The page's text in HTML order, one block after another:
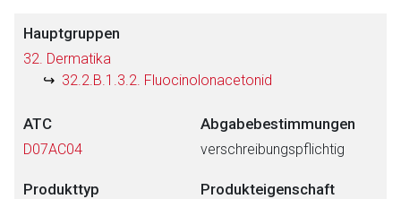
Hauptgruppen
32. Dermatika
32.2.B.1.3.2. Fluocinolonacetonid
ATC
D07AC04
Abgabebestimmungen
verschreibungspflichtig
Produkttyp Produkteigenschaft